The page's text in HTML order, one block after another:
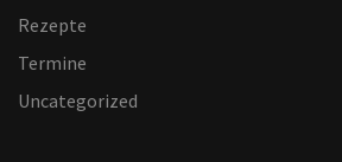
Rezepte
Termine
Uncategorized